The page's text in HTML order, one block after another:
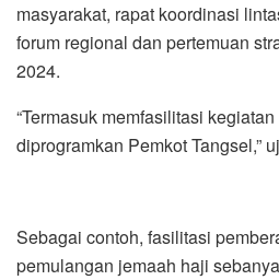
masyarakat, rapat koordinasi
forum regional dan pertemuan
2024.
“Termasuk memfasilitasi
diprogramkan Pemkot Tangsel,”
Sebagai contoh, fasilitasi
pemulangan jemaah haji